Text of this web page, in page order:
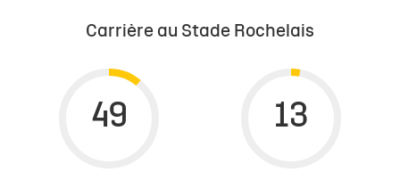
Carrière au Stade Rochelais